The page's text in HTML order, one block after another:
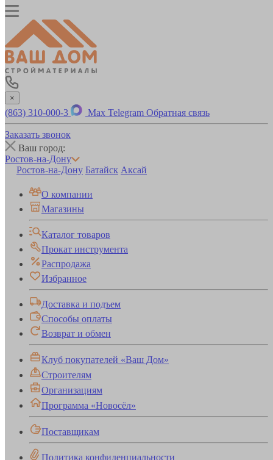
×
(863) 310-000-3 Max Telegram Обратная связь
Заказать звонок
Ваш город:
Ростов-на-Дону
Ростов-на-Дону Батайск Аксай
О компании
Магазины
Каталог товаров
Прокат инструмента
Распродажа
Избранное
Доставка и подъем
Способы оплаты
Возврат и обмен
Клуб покупателей «Ваш Дом»
Строителям
Организациям
Программа «Новосёл»
Поставщикам
Политика конфиденциальности